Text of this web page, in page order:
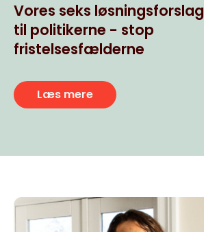
Vores seks løsningsforslag
til politikerne - stop
fristelsesfælderne
Læs mere